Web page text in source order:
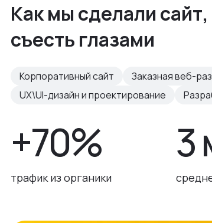
Как мы сделали
съесть глазами
Корпоративный сайт
Заказная веб-
UX\UI-дизайн и проектирование
+70%
трафик из органики
3